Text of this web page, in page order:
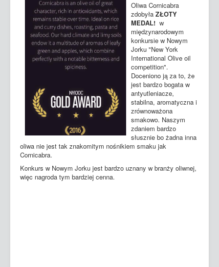
Oliwa Cornicabra
zdobyła ZŁOTY
MEDAL! w
międzynarodowym
konkursie w Nowym
Jorku "New York
International Olive oil
competition".
Doceniono ją za to, że
jest bardzo bogata w
antyutleniacze,
stabilna, aromatyczna i
zrównoważona
smakowo. Naszym
zdaniem bardzo
słusznie bo żadna inna
oliwa nie jest tak znakomitym nośnikiem smaku jak
Cornicabra.
Konkurs w Nowym Jorku jest bardzo uznany w branży oliwnej,
więc nagroda tym bardziej cenna.